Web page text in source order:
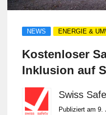
NEWS ENERGIE &
Kostenloser
Inklusion auf
29.10.2024
Swiss
Publiziert am 9.